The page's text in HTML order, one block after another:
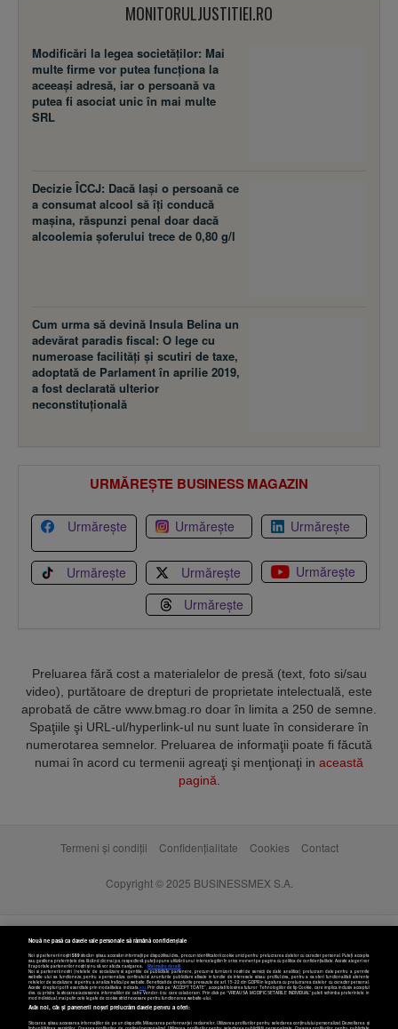
MONITORULJUSTITIEI.RO
Modificări la legea societăţilor: Mai
multe firme vor putea funcţiona la
aceeaşi adresă, iar o persoană va
putea fi asociat unic în mai multe
SRL
Decizie ÎCCJ: Dacă laşi o persoană ce
a consumat alcool să îţi conducă
maşina, răspunzi penal doar dacă
alcoolemia şoferului trece de 0,80 g/l
Cum urma să devină Insula Belina un
adevărat paradis fiscal: O lege cu
numeroase facilităţi şi scutiri de taxe,
adoptată de Parlament în aprilie 2019,
a fost declarată ulterior
neconstituţională
URMĂREȘTE BUSINESS MAGAZIN
Urmărește Urmărește Urmărește
Urmărește Urmărește
Urmărește
Urmărește
Preluarea fără cost a materialelor de presă (text, foto si/sau
video), purtătoare de drepturi de proprietate intelectuală, este
aprobată de către www.bmag.ro doar în limita a 250 de semne.
Spaţiile şi URL-ul/hyperlink-ul nu sunt luate în considerare în
numerotarea semnelor. Preluarea de informaţii poate fi făcută
numai în acord cu termenii agreaţi şi menţionaţi in această
pagină.
Termeni și condiții Confidențialitate Cookies Contact
Copyright © 2025 BUSINESSMEX S.A.
Nouă ne pasă ca datele tale personale să rămână confidențiale
Noi și partenerii noștri589stocăm și/sau accesăm informații pe dispozitivul dvs., precum identificatorii cookie unici pentru prelucrarea datelor cu caracter personal. Puteți accepta
sau gestiona preferințele dvs. făcând clic mai jos, respectiv vă puteți opune utilizării unui interes legitim în orice moment pe pagina cu politica de confidențialitate. Aceste alegeri vor
fi raportate partenerilor noștri și nu vă vor afecta navigarea.
Mai multe detalii
Noi si partenerii nostri (retelele de socializare si agentiile de publicitate partenere, precum si furnizorii nostri de servicii de date analitice) prelucram date pentru a permite
website-ului sa functioneze, pentru a personaliza continutul si anunturile publicitare afisate in functie de interesele si/sau profilul dvs., pentru a va oferi functionalitati aferente
retelelor de socializare si pentru a analiza traficul pe website. Beneficiati de drepturile prevazute de art. 15-22 din GDPR in legatura cu prelucrarea datelor cu caracter personal.
Aceste drepturi pot fi exercitate prin modalitatea indicataaici. Prin click pe “ACCEPT TOATE”, acceptati folosirea tuturor Tehnologiilor de tip Cookie, care implica inclusiv acceptul
dvs. cu privire la stocarea/accesarea informatiilor de catre Vendor-ii cu care colaboram. Prin click pe “VREAU SA MODIFIC SETARILE INDIVIDUAL” puteti schimba preferintele in
mod individual, mai putin cele legate de cookie strict necesare pentru functionarea website-ului.
Atât noi, cât și partenerii noștri prelucrăm datele pentru a oferi:
Stocarea și/sau accesarea informațiilor de pe un dispozitiv. Măsurarea performanței reclamelor. Utilizarea profilurilor pentru selectarea conținutului personalizat. Dezvoltarea și